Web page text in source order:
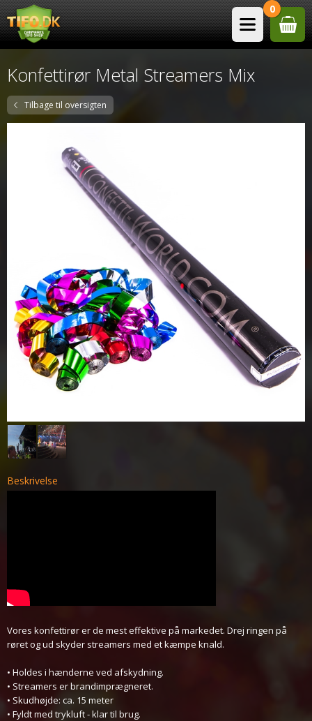
0
Konfettirør Metal Streamers Mix
Tilbage til oversigten
Beskrivelse
Vores konfettirør er de mest effektive på markedet. Drej ringen på
røret og ud skyder streamers med et kæmpe knald.
• Holdes i hænderne ved afskydning.
• Streamers er brandimprægneret.
• Skudhøjde: ca. 15 meter
• Fyldt med trykluft - klar til brug.